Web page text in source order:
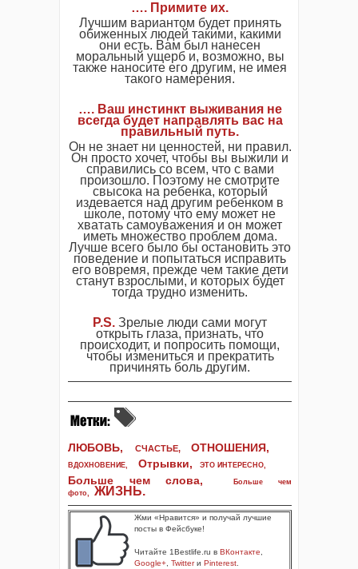
…. Примите их.
Лучшим вариантом будет принять
обиженных людей такими, какими
они есть. Вам был нанесен
моральный ущерб и, возможно, вы
также наносите его другим, не имея
такого намерения.
…. Ваш инстинкт выживания не
всегда будет направлять вас на
правильный путь.
Он не знает ни ценностей, ни правил.
Он просто хочет, чтобы вы выжили и
справились со всем, что с вами
произошло. Поэтому не смотрите
свысока на ребенка, который
издевается над другим ребенком в
школе, потому что ему может не
хватать самоуважения и он может
иметь множество проблем дома.
Лучше всего было бы остановить это
поведение и попытаться исправить
его вовремя, прежде чем такие дети
станут взрослыми, и которых будет
тогда трудно изменить.
P.S. Зрелые люди сами могут
открыть глаза, признать, что
происходит, и попросить помощи,
чтобы измениться и прекратить
причинять боль другим.
ЛЮБОВЬ, СЧАСТЬЕ, ОТНОШЕНИЯ,
ВДОХНОВЕНИЕ, Отрывки, ЭТО ИНТЕРЕСНО,
Больше чем слова,
Больше чем
фото, ЖИЗНЬ.
Жми «Нравится» и получай лучшие
посты в Фейсбуке!
Читайте 1Bestlife.ru в ВКонтакте
Google+ Twitterи Pinterest